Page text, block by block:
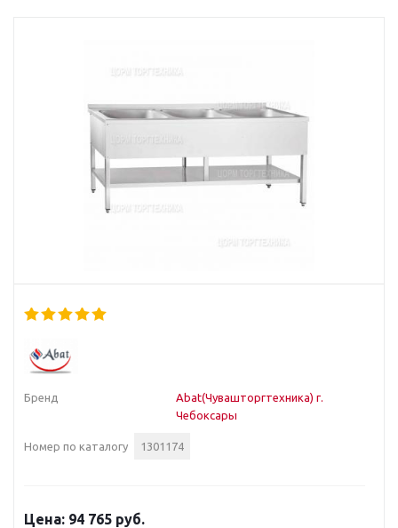
Бренд
Abat(Чувашторгтехника) г.
Чебоксары
Номер по каталогу 1301174
94 765 руб.